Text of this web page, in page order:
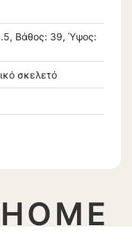
Βάθος: 39, Ύψος:
σκελετό